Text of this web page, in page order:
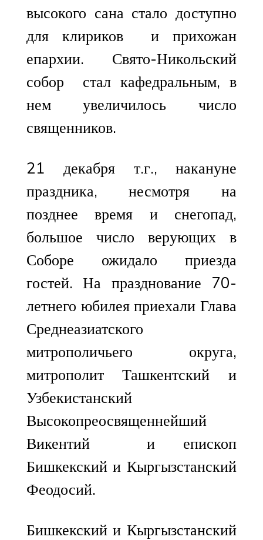
высокого сана стало доступно
для клириков и прихожан
епархии. Свято-Никольский
собор стал кафедральным, в
нем увеличилось число
священников.
21 декабря т.г., накануне
праздника, несмотря на
позднее время и снегопад,
большое число верующих в
Соборе ожидало приезда
гостей. На празднование 70-
летнего юбилея приехали Глава
Среднеазиатского
митрополичьего округа,
митрополит Ташкентский и
Узбекистанский
Высокопреосвященнейший
Викентий и епископ
Бишкекский и Кыргызстанский
Феодосий.
Бишкекский и Кыргызстанский